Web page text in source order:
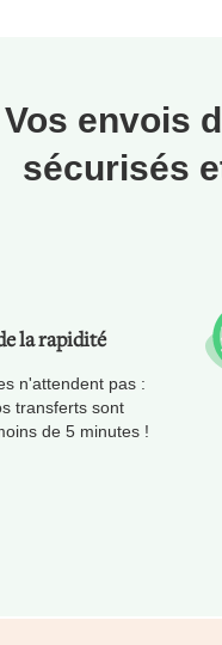
Vos envois
sécurisés
la rapidité
n'attendent pas :
transferts sont
de 5 minutes !